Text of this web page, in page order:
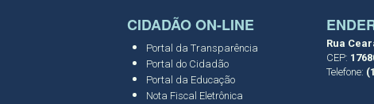
Rua
CEP:
Telefone:
CIDADÃO ON-LINE
Portal da Transparência
Portal do Cidadão
Portal da Educação
Nota Fiscal Eletrônica